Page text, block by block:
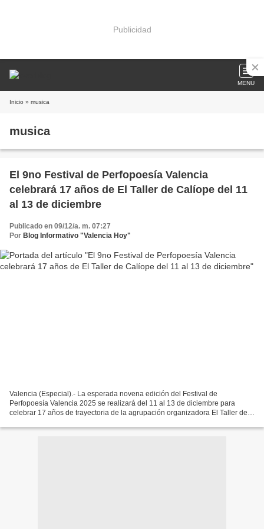
Publicidad
MENU
Inicio » musica
musica
El 9no Festival de Perfopoesía Valencia
celebrará 17 años de El Taller de Calíope del 11
al 13 de diciembre
Publicado en 09/12/a. m. 07:27
Por Blog Informativo "Valencia Hoy"
Valencia (Especial).- La esperada novena edición del Festival de
Perfopoesía Valencia 2025 se realizará del 11 al 13 de diciembre para
celebrar 17 años de trayectoria de la agrupación organizadora El Taller de